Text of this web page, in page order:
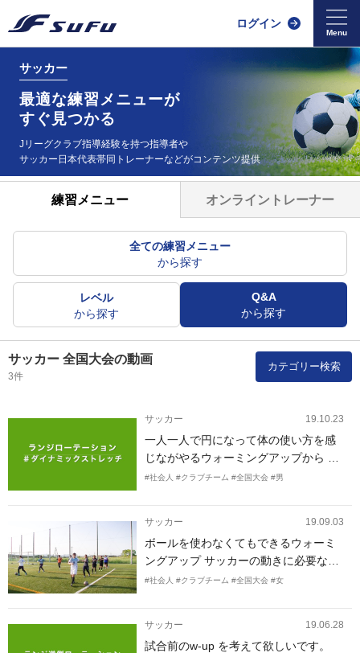
ログイン
サッカー
最適な練習メニューが
すぐ見つかる
Jリーグクラブ指導経験を持つ指導者や
サッカー日本代表帯同 トレーナーなどがコンテンツ提供
練習メニュー オンライントレーナー
全ての練習メニュー
から探す
レベル
から探す
Q&A
から探す
サッカー 全国大会の動画
3件
カテゴリー検索
サッカー 19.10.23
一人一人で円になって体の使い方を感
じながやるウォーミングアップから 戦
術の練習に入るまでの運動のスイッチ
#社会人 #クラブチーム #全国大会 #男
サッカー 19.09.03
ボールを使わなくてもできるウォーミ
ングアップ サッカーの動きに必要な体
幹トレーニング
#社会人 #クラブチーム #全国大会 #女
サッカー 19.06.28
試合前のw-up を考えて欲しいです。